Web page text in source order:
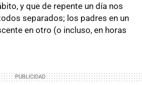
y que de repente un día nos
separados; los padres en un
en otro (o incluso, en horas